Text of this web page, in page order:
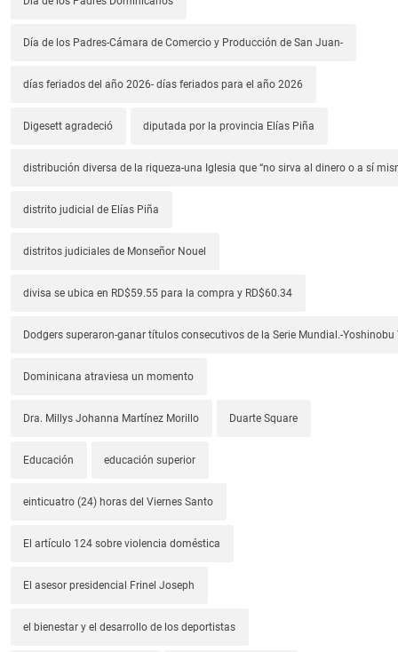
Día de los Padres-Cámara de Comercio y Producción de San Juan-
días feriados del año 2026- días feriados para el año 2026
Digesett agradeció diputada por la provincia Elías Piña
distribución diversa de la riqueza-una Iglesia que “no sirva al dinero o a sí
distrito judicial de Elías Piña
distritos judiciales de Monseñor Nouel
divisa se ubica en RD$59.55 para la compra y RD$60.34
Dodgers superaron-ganar títulos consecutivos de la Serie Mundial.-
Dominicana atraviesa un momento
Dra. Millys Johanna Martínez Morillo Duarte Square
Educación educación superior
einticuatro (24) horas del Viernes Santo
El artículo 124 sobre violencia doméstica
El asesor presidencial Frinel Joseph
el bienestar y el desarrollo de los deportistas